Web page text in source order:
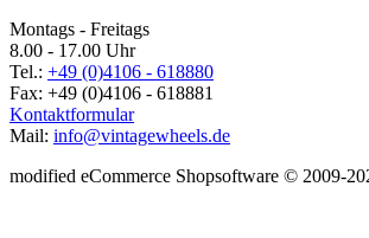
Montags - Freitags
8.00 - 17.00 Uhr
Tel.: +49 (0)4106 - 618880
Fax: +49 (0)4106 - 618881
Kontaktformular
Mail: info@vintagewheels.de
modified eCommerce Shopsoftware © 2009-